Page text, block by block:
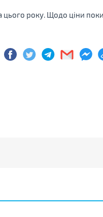
цього року. Щодо ціни поки